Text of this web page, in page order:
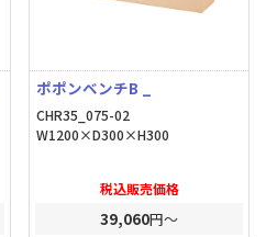
ポポンベンチB _
CHR35_075-02
W1200×D300×H300
税込販売価格
39,060円～